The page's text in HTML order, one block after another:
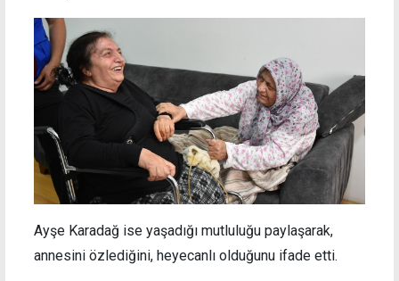
Ayşe Karadağ ise yaşadığı mutluluğu paylaşarak,
annesini özlediğini, heyecanlı olduğunu ifade etti.